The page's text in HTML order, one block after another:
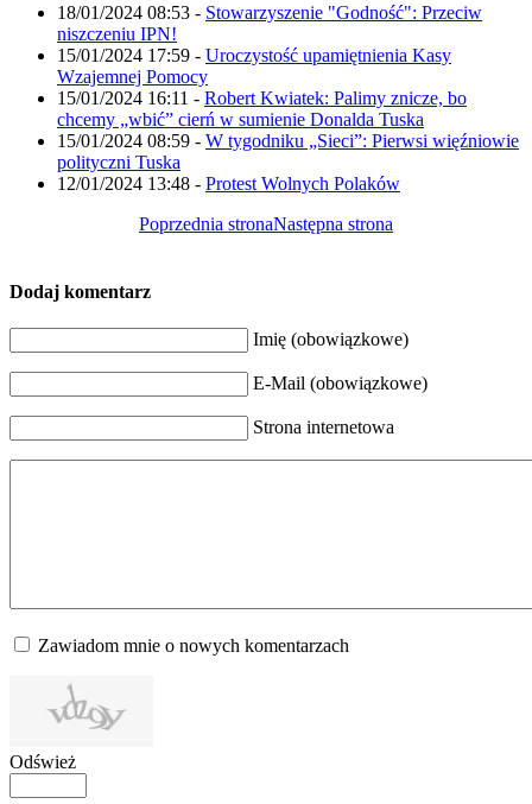
18/01/2024 08:53 - Stowarzyszenie "Godność": Przeciw
niszczeniu IPN!
15/01/2024 17:59 - Uroczystość upamiętnienia Kasy
Wzajemnej Pomocy
15/01/2024 16:11 - Robert Kwiatek: Palimy znicze, bo
chcemy „wbić” cierń w sumienie Donalda Tuska
15/01/2024 08:59 - W tygodniku „Sieci”: Pierwsi więźniowie
polityczni Tuska
12/01/2024 13:48 - Protest Wolnych Polaków
Poprzednia stronaNastępna strona
Dodaj komentarz
Imię (obowiązkowe)
E-Mail (obowiązkowe)
Strona internetowa
Zawiadom mnie o nowych komentarzach
Odśwież